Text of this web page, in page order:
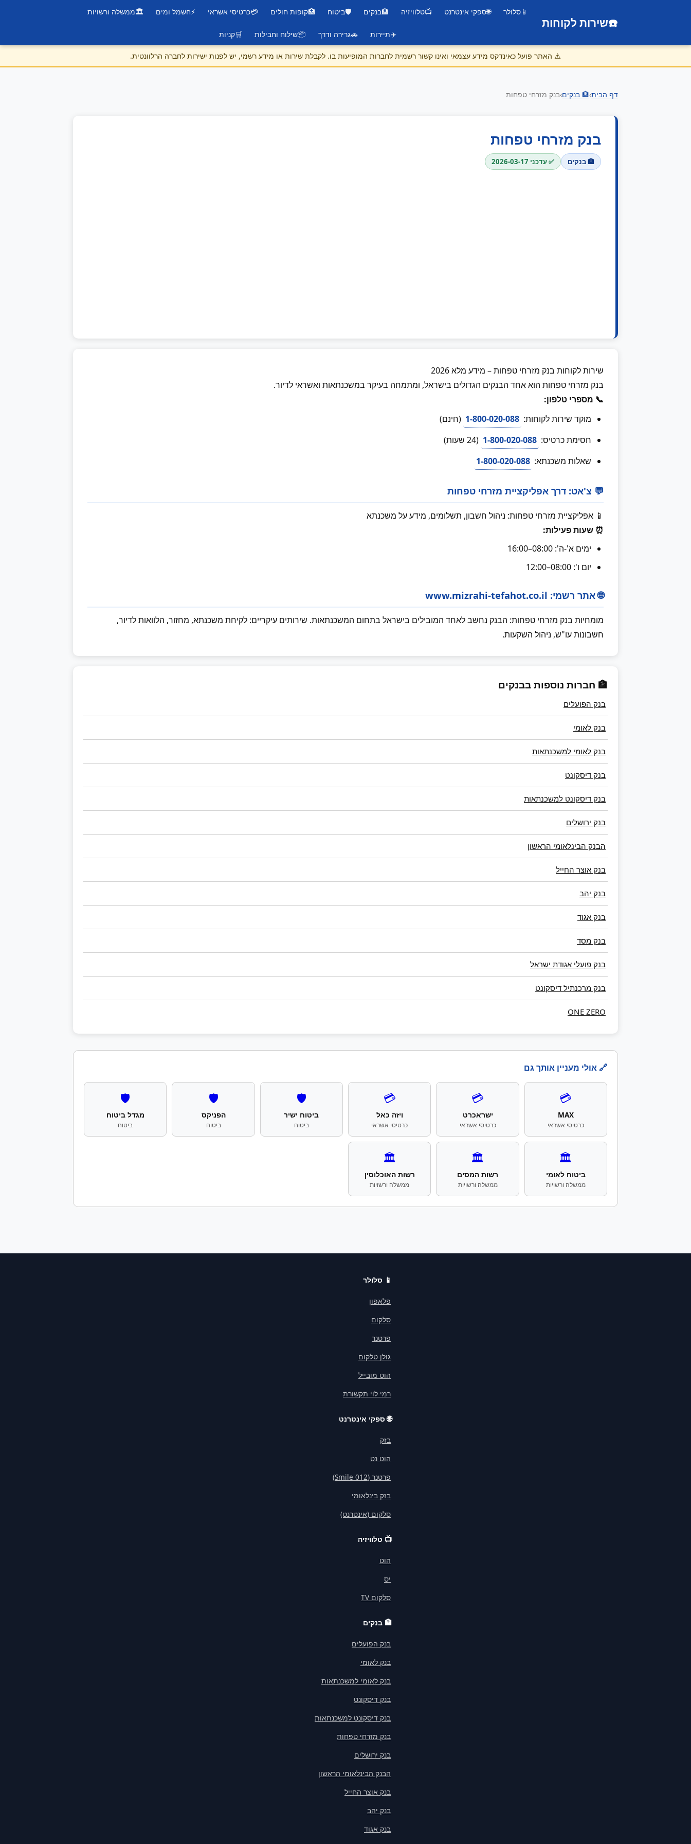
☎️שירות לקוחות
📱סלולר 🌐ספקי אינטרנט 📺טלוויזיה 🏦בנקים 🛡️ביטוח 🏥קופות חולים 💳כרטיסי אשראי ⚡חשמל ומים 🏛️ממשלה ורשויות
✈️תיירות 🚗גרירה ודרך 📦שילוח וחבילות 🛒קניות
⚠️ האתר פועל כאינדקס מידע עצמאי ואינו קשור רשמית לחברות המופיעות בו. לקבלת שירות או מידע רשמי, יש לפנות ישירות לחברה הרלוונטית.
דף הבית›🏦 בנקים›בנק מזרחי טפחות
בנק מזרחי טפחות
🏦 בנקים ✅ עדכני 2026-03-17
שירות לקוחות בנק מזרחי טפחות – מידע מלא 2026
בנק מזרחי טפחות הוא אחד הבנקים הגדולים בישראל, ומתמחה בעיקר במשכנתאות ואשראי לדיור.
📞 מספרי טלפון:
מוקד שירות לקוחות: 1-800-020-088 (חינם)
חסימת כרטיס: 1-800-020-088 (24 שעות)
שאלות משכנתא: 1-800-020-088
💬 צ'אט: דרך אפליקציית מזרחי טפחות
📱 אפליקציית מזרחי טפחות: ניהול חשבון, תשלומים, מידע על משכנתא
⏰ שעות פעילות:
ימים א'-ה': 08:00–16:00
יום ו': 08:00–12:00
🌐 אתר רשמי: www.mizrahi-tefahot.co.il
מומחיות בנק מזרחי טפחות: הבנק נחשב לאחד המובילים בישראל בתחום המשכנתאות. שירותים עיקריים: לקיחת משכנתא, מחזור, הלוואות לדיור,
חשבונות עו"ש, ניהול השקעות.
🏦 חברות נוספות בבנקים
בנק הפועלים
בנק לאומי
בנק לאומי למשכנתאות
בנק דיסקונט
בנק דיסקונט למשכנתאות
בנק ירושלים
הבנק הבינלאומי הראשון
בנק אוצר החייל
בנק יהב
בנק אגוד
בנק מסד
בנק פועלי אגודת ישראל
בנק מרכנתיל דיסקונט
ONE ZERO
🔗 אולי מעניין אותך גם
💳
MAX
כרטיסי אשראי
💳
ישראכרט
כרטיסי אשראי
💳
ויזה כאל
כרטיסי אשראי
🛡️
ביטוח ישיר
ביטוח
🛡️
הפניקס
ביטוח
🛡️
מגדל ביטוח
ביטוח
🏛️
ביטוח לאומי
ממשלה ורשויות
🏛️
רשות המסים
ממשלה ורשויות
🏛️
רשות האוכלוסין
ממשלה ורשויות
📱 סלולר
פלאפון
סלקום
פרטנר
גולן טלקום
הוט מובייל
רמי לוי תקשורת
🌐ספקי אינטרנט
בזק
הוט נט
פרטנר (012 Smile)
בזק בינלאומי
סלקום (אינטרנט)
📺 טלוויזיה
הוט
יס
סלקום TV
🏦 בנקים
בנק הפועלים
בנק לאומי
בנק לאומי למשכנתאות
בנק דיסקונט
בנק דיסקונט למשכנתאות
בנק מזרחי טפחות
בנק ירושלים
הבנק הבינלאומי הראשון
בנק אוצר החייל
בנק יהב
בנק אגוד